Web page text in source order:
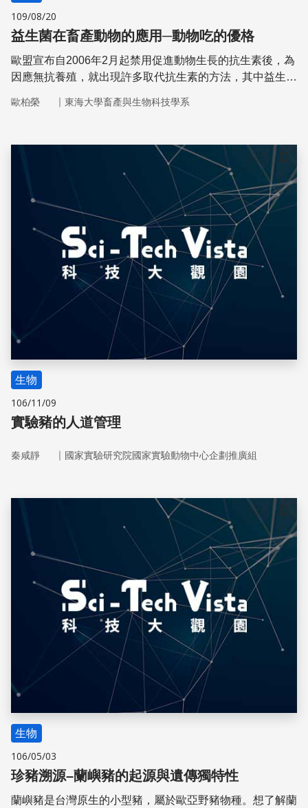
109/08/20
益生菌在畜產動物的應用─動物吃的優格
歐盟宣布自2006年2月起禁用促進動物生長的抗生素後，為
因應無抗養殖，就出現許多取代抗生素的方法，其中益生菌
歐柏榮 ｜ 東海大學畜產與生物科技學系
儲存
生物
106/11/09
實驗豬的人道管理
秦咸靜 ｜ 國家實驗研究院國家實驗動物中心企劃推廣組
儲存
生物
106/05/03
珍豬溯源–蘭嶼豬的起源與遺傳獨特性
蘭嶼豬是台灣原生的小型豬，屬於歐亞野豬物種。想了解蘭